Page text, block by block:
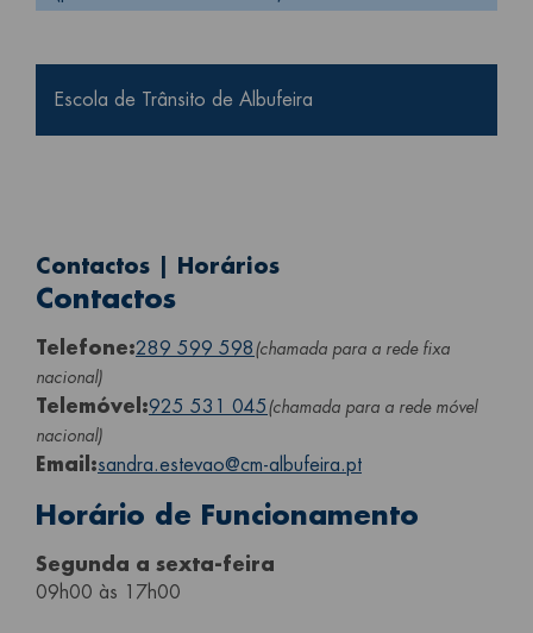
Escola de Trânsito de Albufeira
Contactos | Horários
Contactos
Telefone:289 599 598(chamada para a rede fixa
nacional)
Telemóvel:925 531 045(chamada para a rede móvel
nacional)
Email:sandra.estevao@cm-albufeira.pt
Horário de Funcionamento
Segunda a sexta-feira
09h00 às 17h00